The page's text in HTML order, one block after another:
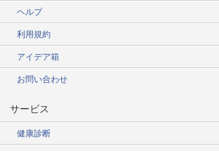
ヘルプ
利用規約
アイデア箱
お問い合わせ
サービス
健康診断